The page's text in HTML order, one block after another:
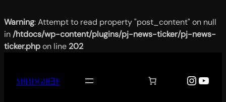
Warning: Attempt to read property "post_content" on null
in /htdocs/wp-content/plugins/pj-news-ticker/pj-news-
ticker.phpon line 202
contenu
MƗИĐǤЯƗƎF